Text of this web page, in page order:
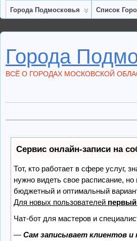
Города Подмосковья Список
Города
ВСЁ О ГОРОДАХ МОСКОВСКОЙ
Сервис онлайн-записи на
Тот, кто работает в сфере услуг,
нужно видеть свое расписание,
бюджетный и оптимальный
Для новых пользователей первый
Чат-бот для мастеров и
— Сам записывает клиентов